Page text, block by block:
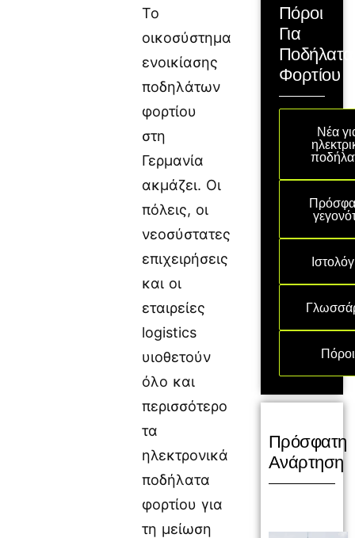
Το
οικοσύστημα
ενοικίασης
ποδηλάτων
φορτίου
στη
Γερμανία
ακμάζει. Οι
πόλεις, οι
νεοσύστατες
επιχειρήσεις
και οι
εταιρείες
logistics
υιοθετούν
όλο και
περισσότερο
τα
ηλεκτρονικά
ποδήλατα
φορτίου για
τη μείωση
Πόροι
Για
Ποδήλατα
Φορτίου
Νέα
Πόροι
Πρόσφατη
Ανάρτηση